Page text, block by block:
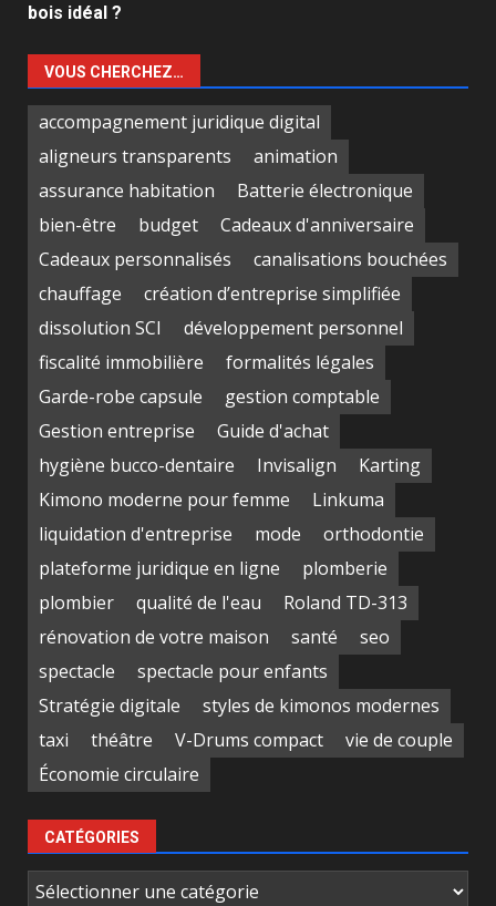
bois idéal ?
VOUS CHERCHEZ…
accompagnement juridique digital
aligneurs transparents
animation
assurance habitation
Batterie électronique
bien-être
budget
Cadeaux d'anniversaire
Cadeaux personnalisés
canalisations bouchées
chauffage
création d’entreprise simplifiée
dissolution SCI
développement personnel
fiscalité immobilière
formalités légales
Garde-robe capsule
gestion comptable
Gestion entreprise
Guide d'achat
hygiène bucco-dentaire
Invisalign
Karting
Kimono moderne pour femme
Linkuma
liquidation d'entreprise
mode
orthodontie
plateforme juridique en ligne
plomberie
plombier
qualité de l'eau
Roland TD-313
rénovation de votre maison
santé
seo
spectacle
spectacle pour enfants
Stratégie digitale
styles de kimonos modernes
taxi
théâtre V-Drums compact
vie de couple
Économie circulaire
CATÉGORIES
Catégories